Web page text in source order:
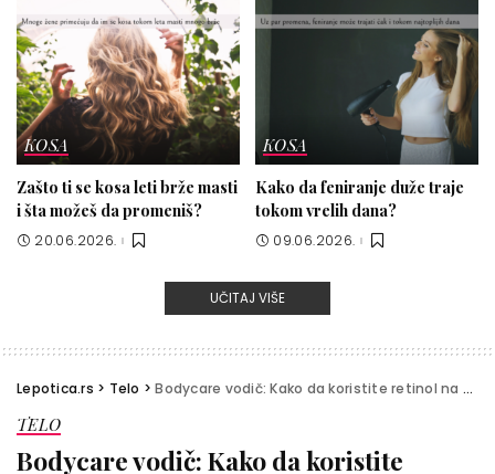
KOSA
Zašto ti se kosa leti brže masti
i šta možeš da promeniš?
20.06.2026.
KOSA
Kako da feniranje duže traje
tokom vrelih dana?
09.06.2026.
UČITAJ VIŠE
Lepotica.rs > Telo >Bodycare vodič: Kako da koristite retinol na koži tela?
TELO
Bodycare vodič: Kako da koristite